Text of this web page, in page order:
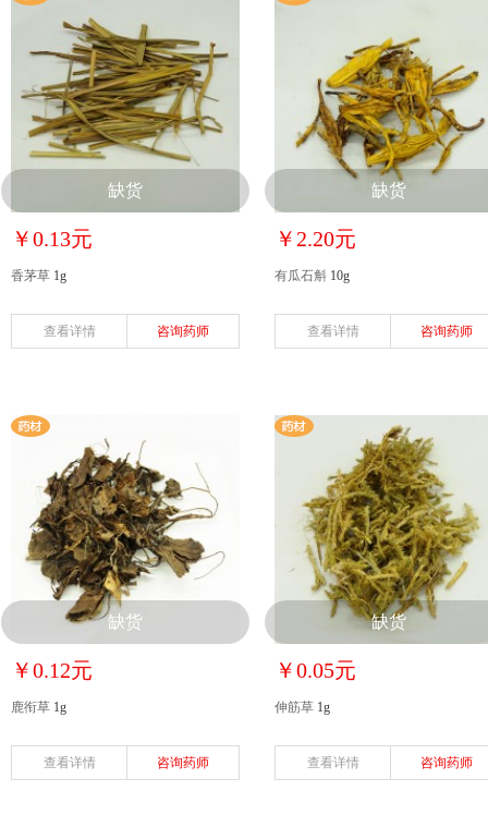
￥0.13元
香茅草 1g
缺货
查看详情 咨询药师
￥2.20元
有瓜石斛 10g
缺货
查看详情 咨询药师
￥0.12元
鹿衔草 1g
缺货
查看详情 咨询药师
￥0.05元
伸筋草 1g
缺货
查看详情 咨询药师